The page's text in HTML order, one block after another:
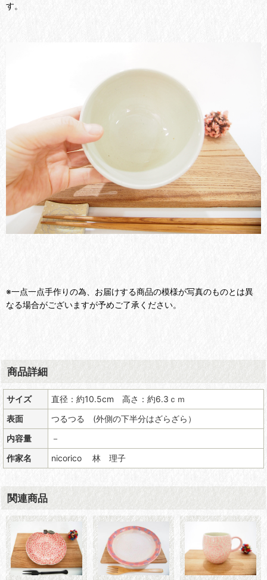
す。
※一点一点手作りの為、お届けする商品の模様が写真のものとは異
なる場合がございますが予めご了承ください。
商品詳細
サイズ
直径：約10.5cm 高さ：約6.3ｃｍ
表面
つるつる (外側の下半分はざらざら）
内容量
－
作家名
nicorico 林 理子
関連商品